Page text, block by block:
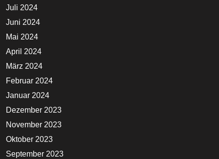
Juli 2024
Juni 2024
Mai 2024
April 2024
März 2024
Februar 2024
Januar 2024
Dezember 2023
November 2023
Oktober 2023
September 2023